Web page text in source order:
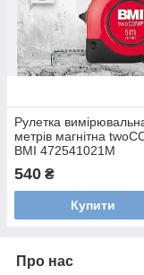
Рулетка
метрів магнітна
BMI 472541021M
540 ₴
Купити
Про нас